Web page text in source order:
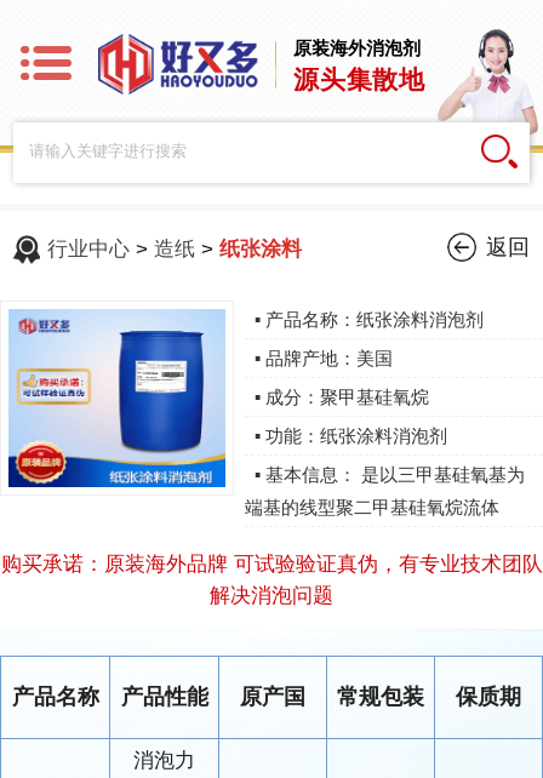
原装海外消泡剂
源头集散地
行业中心 >造纸 >纸张涂料 返回
▪ 产品名称：纸张涂料消泡剂
▪ 品牌产地：美国
▪ 成分：聚甲基硅氧烷
▪ 功能：纸张涂料消泡剂
▪ 基本信息： 是以三甲基硅氧基为
端基的线型聚二甲基硅氧烷流体
购买承诺：原装海外品牌 可试验验证真伪，有专业技术团队
解决消泡问题
产品名称 产品性能 原产国 常规包装 保质期
消泡力